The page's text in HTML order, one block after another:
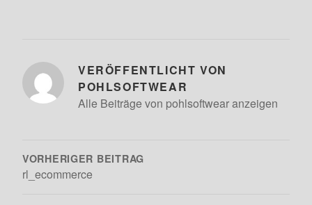
VERÖFFENTLICHT VON
POHLSOFTWEAR
Alle Beiträge von pohlsoftwear anzeigen
VORHERIGER BEITRAG
rl_ecommerce